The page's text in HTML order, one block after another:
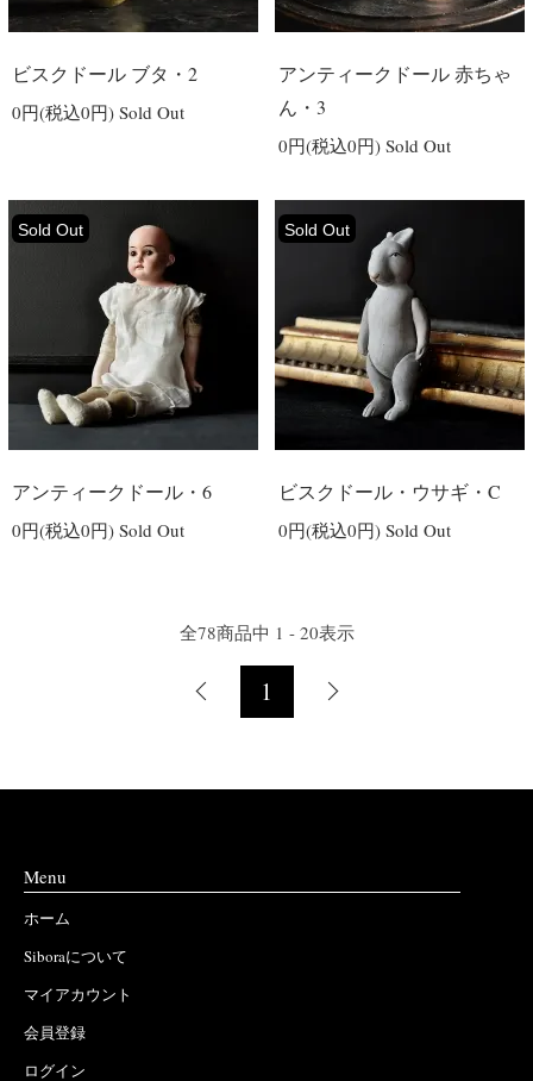
ビスクドール ブタ・2
0円(税込0円) Sold Out
アンティークドール 赤ちゃ
ん・3
0円(税込0円) Sold Out
Sold Out
アンティークドール・6
0円(税込0円) Sold Out
Sold Out
ビスクドール・ウサギ・C
0円(税込0円) Sold Out
全78商品中 1 - 20表示
1
Menu
ホーム
Siboraについて
マイアカウント
会員登録
ログイン